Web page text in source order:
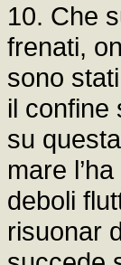
10. Che
frenati,
sono
il confine
su
mare
deboli
risuonar